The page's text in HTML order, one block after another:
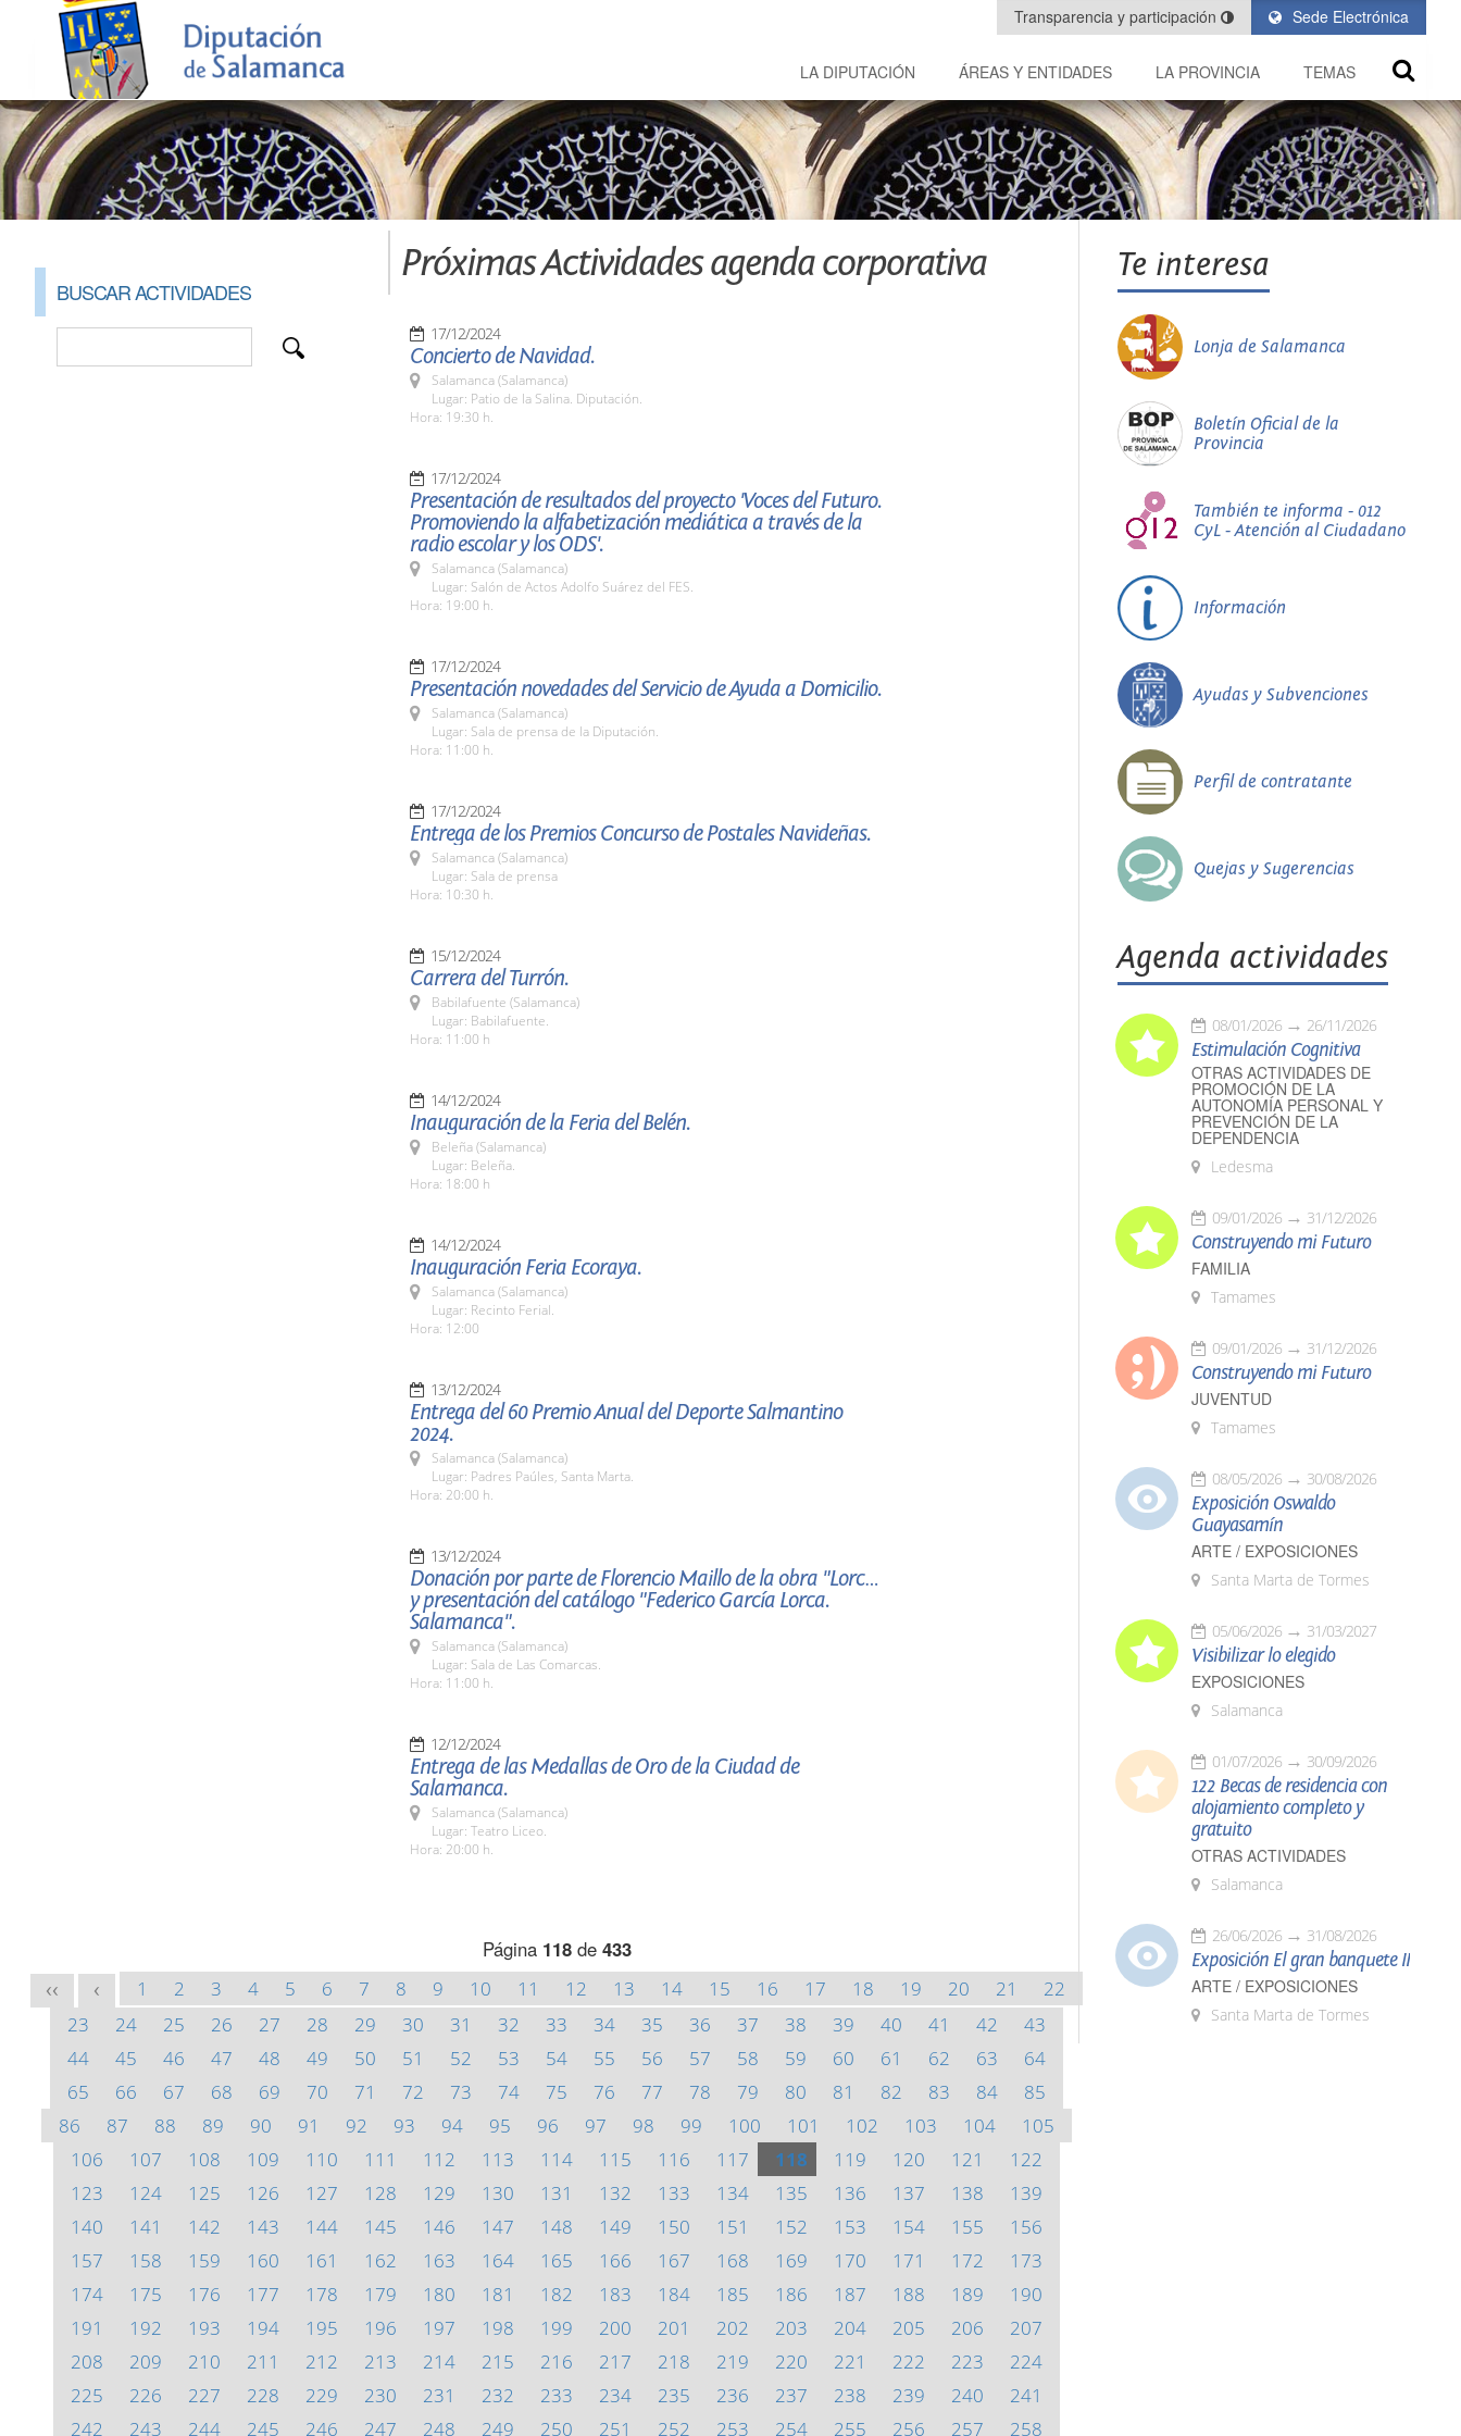
Sede Electrónica
Transparencia y participación
LA DIPUTACIÓN ÁREAS Y ENTIDADES LA PROVINCIA TEMAS
BUSCAR ACTIVIDADES
Próximas Actividades agenda corporativa
17/12/2024
Concierto de Navidad.
Salamanca (Salamanca)
Lugar: Patio de la Salina. Diputación.
Hora: 19:30 h.
17/12/2024
Presentación de resultados del proyecto 'Voces del Futuro.
Promoviendo la alfabetización mediática a través de la
radio escolar y los ODS'.
Salamanca (Salamanca)
Lugar: Salón de Actos Adolfo Suárez del FES.
Hora: 19:00 h.
17/12/2024
Presentación novedades del Servicio de Ayuda a Domicilio.
Salamanca (Salamanca)
Lugar: Sala de prensa de la Diputación.
Hora: 11:00 h.
17/12/2024
Entrega de los Premios Concurso de Postales Navideñas.
Salamanca (Salamanca)
Lugar: Sala de prensa
Hora: 10:30 h.
15/12/2024
Carrera del Turrón.
Babilafuente (Salamanca)
Lugar: Babilafuente.
Hora: 11:00 h
14/12/2024
Inauguración de la Feria del Belén.
Beleña (Salamanca)
Lugar: Beleña.
Hora: 18:00 h
14/12/2024
Inauguración Feria Ecoraya.
Salamanca (Salamanca)
Lugar: Recinto Ferial.
Hora: 12:00
13/12/2024
Entrega del 60 Premio Anual del Deporte Salmantino
2024.
Salamanca (Salamanca)
Lugar: Padres Paúles, Santa Marta.
Hora: 20:00 h.
13/12/2024
Donación por parte de Florencio Maillo de la obra "Lorca"
y presentación del catálogo "Federico García Lorca.
Salamanca".
Salamanca (Salamanca)
Lugar: Sala de Las Comarcas.
Hora: 11:00 h.
12/12/2024
Entrega de las Medallas de Oro de la Ciudad de
Salamanca.
Salamanca (Salamanca)
Lugar: Teatro Liceo.
Hora: 20:00 h.
Página 118de 433
<< < 1 2 3 4 5 6 7 8 9 10 11 12 13 14 15 16 17 18 19 20 21
22
23
24 25 26 27 28 29 30 31 32 33 34 35 36 37 38 39 40 41 42
43
44
45 46 47 48 49 50 51 52 53 54 55 56 57 58 59 60 61 62 63
64
65
66 67 68 69 70 71 72 73 74 75 76 77 78 79 80 81 82 83 84
85
86
87 88 89 90 91 92 93 94 95 96 97 98 99 100 101 102 103 104
105
106
107 108 109 110 111 112 113 114 115 116 117 118 119 120 121
122
123
124 125 126 127 128 129 130 131 132 133 134 135 136 137 138
139
140
141 142 143 144 145 146 147 148 149 150 151 152 153 154 155
156
157
158 159 160 161 162 163 164 165 166 167 168 169 170 171 172
173
174
175 176 177 178 179 180 181 182 183 184 185 186 187 188 189
190
191
192 193 194 195 196 197 198 199 200 201 202 203 204 205 206
207
208
209 210 211 212 213 214 215 216 217 218 219 220 221 222 223
224
225
226 227 228 229 230 231 232 233 234 235 236 237 238 239 240
241
242
243 244 245 246 247 248 249 250 251 252 253 254 255 256 257 258
Te interesa
Lonja de Salamanca
Boletín Oficial de la
Provincia
También te informa - 012
CyL - Atención al Ciudadano
Información
Ayudas y Subvenciones
Perfil de contratante
Quejas y Sugerencias
Agenda actividades
08/01/2026 26/11/2026
Estimulación Cognitiva
OTRAS ACTIVIDADES DE
PROMOCIÓN DE LA
AUTONOMÍA PERSONAL Y
PREVENCIÓN DE LA
DEPENDENCIA
Ledesma
09/01/2026 31/12/2026
Construyendo mi Futuro
FAMILIA
Tamames
09/01/2026 31/12/2026
Construyendo mi Futuro
JUVENTUD
Tamames
08/05/2026 30/08/2026
Exposición Oswaldo
Guayasamín
ARTE / EXPOSICIONES
Santa Marta de Tormes
05/06/2026 31/03/2027
Visibilizar lo elegido
EXPOSICIONES
Salamanca
01/07/2026 30/09/2026
122 Becas de residencia con
alojamiento completo y
gratuito
OTRAS ACTIVIDADES
Salamanca
26/06/2026 31/08/2026
Exposición El gran banquete II
ARTE / EXPOSICIONES
Santa Marta de Tormes